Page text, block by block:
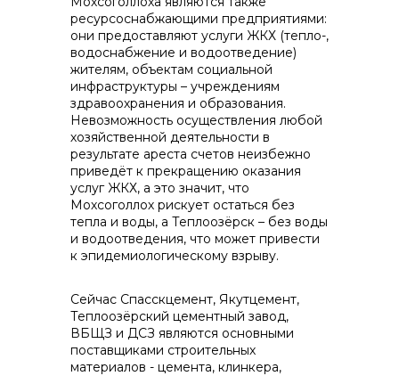
ресурсоснабжающими предприятиями:
они предоставляют услуги ЖКХ (тепло-,
водоснабжение и водоотведение)
жителям, объектам социальной
инфраструктуры – учреждениям
здравоохранения и образования.
Невозможность осуществления любой
хозяйственной деятельности в
результате ареста счетов неизбежно
приведёт к прекращению оказания
услуг ЖКХ, а это значит, что
Мохсоголлох рискует остаться без
тепла и воды, а Теплоозёрск – без воды
и водоотведения, что может привести
к эпидемиологическому взрыву.
Сейчас Спасскцемент, Якутцемент,
Теплоозёрский цементный завод,
ВБЩЗ и ДСЗ являются основными
поставщиками строительных
материалов - цемента, клинкера,